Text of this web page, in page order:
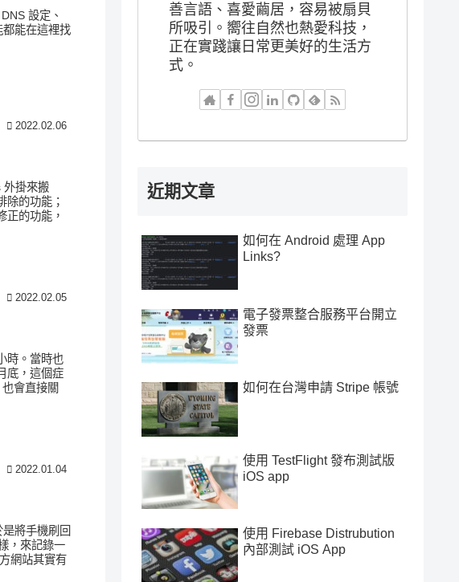
設定、
能在這裡找
2022.02.06
外掛來搬
除的功能；
正的功能，
2022.02.05
時。當時也
底，這個症
會直接關
2022.01.04
將手機刷回
，來記錄一
網站其實有
善言語、喜愛繭居，容易被扇貝
所吸引。嚮往自然也熱愛科技，
正在實踐讓日常更美好的生活方
式。
近期文章
如何在 Android 處理 App
Links?
電子發票整合服務平台開立
發票
如何在台灣申請 Stripe 帳號
使用 TestFlight 發布測試版
iOS app
使用 Firebase Distrubution
內部測試 iOS App